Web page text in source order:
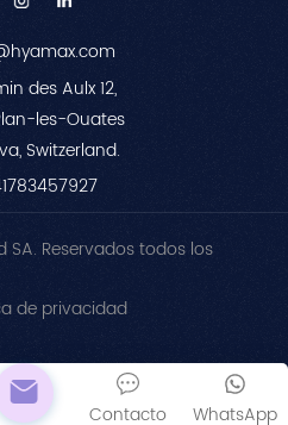
des Aulx 12,
les-Ouates
Switzerland.
Reservados todos los
de privacidad
WhatsApp
Contacto